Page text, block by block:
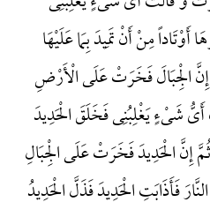
مِنْ أَنْ تَمِیدَ بِمَا عَلَیْهَا
الْجِبَالَ فَخَرَتْ عَلَی الْأَرْضِ
شَیْءٍ یَغْلِبُنِی فَخَلَقَ الْحَدِیدَ
إِنَّ الْحَدِیدَ فَخَرَتْ عَلَی الْجِبَالِ
فَأَذَابَتِ الْحَدِیدَ فَذَلَّ الْحَدِیدُ